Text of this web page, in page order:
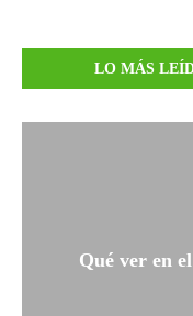
LO MÁS
Qué ver en